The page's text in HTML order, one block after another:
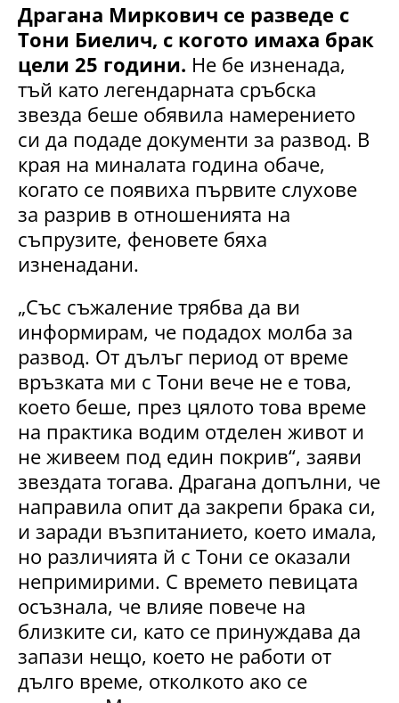
Драгана Миркович се разведе с
Тони Биелич, с когото имаха брак
цели 25 години. Не бе изненада,
тъй като легендарната сръбска
звезда беше обявила намерението
си да подаде документи за развод. В
края на миналата година обаче,
когато се появиха първите слухове
за разрив в отношенията на
съпрузите, феновете бяха
изненадани.
„Със съжаление трябва да ви
информирам, че подадох молба за
развод. От дълъг период от време
връзката ми с Тони вече не е това,
което беше, през цялото това време
на практика водим отделен живот и
не живеем под един покрив“, заяви
звездата тогава. Драгана допълни, че
направила опит да закрепи брака си,
и заради възпитанието, което имала,
но различията й с Тони се оказали
непримирими. С времето певицата
осъзнала, че влияе повече на
близките си, като се принуждава да
запази нещо, което не работи от
дълго време, отколкото ако се